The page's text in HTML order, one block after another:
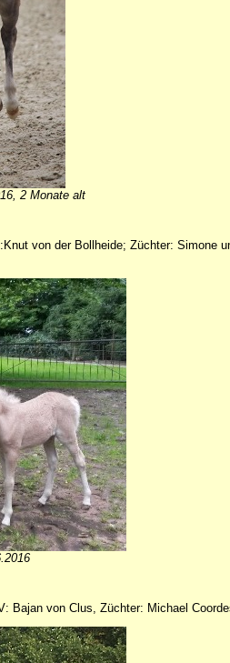
2 Monate alt
von der Bollheide; Züchter: Simone
Bajan von Clus, Züchter: Michael